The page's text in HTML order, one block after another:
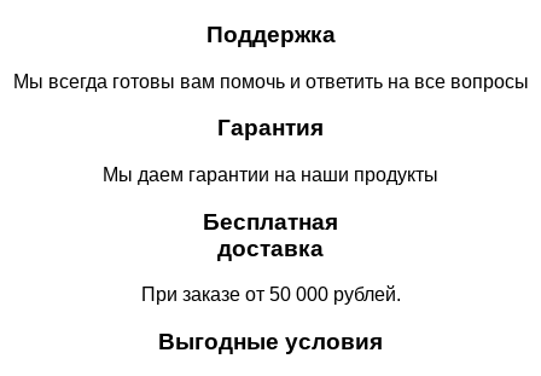
Поддержка
Мы всегда готовы вам помочь и ответить на все вопросы
Гарантия
Мы даем гарантии на наши продукты
Бесплатная
доставка
При заказе от 50 000 рублей.
Выгодные условия